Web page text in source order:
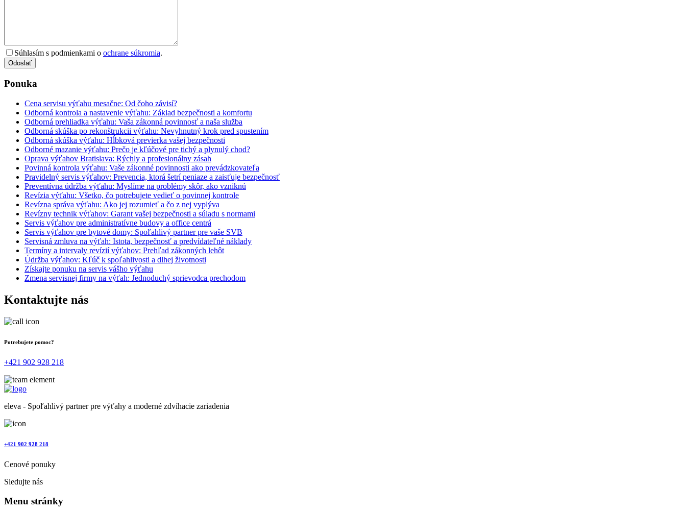
Súhlasím s podmienkami o ochrane súkromia.
Odoslať
Ponuka
Cena servisu výťahu mesačne: Od čoho závisí?
Odborná kontrola a nastavenie výťahu: Základ bezpečnosti a komfortu
Odborná prehliadka výťahu: Vaša zákonná povinnosť a naša služba
Odborná skúška po rekonštrukcii výťahu: Nevyhnutný krok pred spustením
Odborná skúška výťahu: Hĺbková previerka vašej bezpečnosti
Odborné mazanie výťahu: Prečo je kľúčové pre tichý a plynulý chod?
Oprava výťahov Bratislava: Rýchly a profesionálny zásah
Povinná kontrola výťahu: Vaše zákonné povinnosti ako prevádzkovateľa
Pravidelný servis výťahov: Prevencia, ktorá šetrí peniaze a zaisťuje bezpečnosť
Preventívna údržba výťahu: Myslíme na problémy skôr, ako vzniknú
Revízia výťahu: Všetko, čo potrebujete vedieť o povinnej kontrole
Revízna správa výťahu: Ako jej rozumieť a čo z nej vyplýva
Revízny technik výťahov: Garant vašej bezpečnosti a súladu s normami
Servis výťahov pre administratívne budovy a office centrá
Servis výťahov pre bytové domy: Spoľahlivý partner pre vaše SVB
Servisná zmluva na výťah: Istota, bezpečnosť a predvídateľné náklady
Termíny a intervaly revízií výťahov: Prehľad zákonných lehôt
Údržba výťahov: Kľúč k spoľahlivosti a dlhej životnosti
Získajte ponuku na servis vášho výťahu
Zmena servisnej firmy na výťah: Jednoduchý sprievodca prechodom
Kontaktujte nás
Potrebujete pomoc?
+421 902 928 218
eleva - Spoľahlivý partner pre výťahy a moderné zdvíhacie zariadenia
+421 902 928 218
Cenové ponuky
Sledujte nás
Menu stránky